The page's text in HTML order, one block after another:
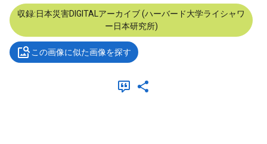
収録:日本災害DIGITALアーカイブ (ハーバード大学ライシャワ
ー日本研究所)
この画像に似た画像を探す